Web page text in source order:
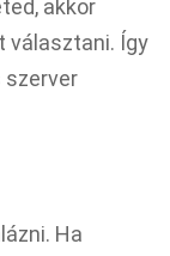
akkor
választani. Így
szerver
Ha